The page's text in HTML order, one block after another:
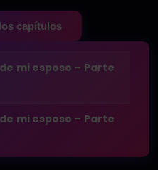
capítulos
mi esposo – Parte
mi esposo – Parte